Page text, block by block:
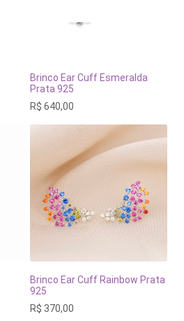
Brinco Ear Cuff Esmeralda
Prata 925
R$ 640,00
Brinco Ear Cuff Rainbow Prata
925
R$ 370,00